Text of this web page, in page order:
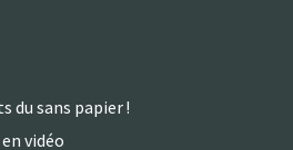
du sans papier !
vidéo